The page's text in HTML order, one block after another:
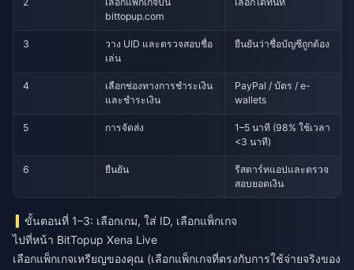
bittopup.com
3
วาง UID และตรวจสอบชื่อ
เล่น
ยืนยันว่าชื่อบัญชีถูกต้อง
4
เลือกช่องทางการชำระเงิน
และชำระเงิน
PayPal / บัตร / e-
wallets
5 การจัดส่ง
1–5 นาที (98% ใช้เวลา
<3 นาที)
6 ยืนยัน
รีสตาร์ทแอปและตรวจ
สอบยอดเงิน
ขั้นตอนที่ 1–3: เลือกเกม, ใส่ ID, เลือกแพ็กเกจ
ไปที่หน้า BitTopup Xena Live
เลือกแพ็กเกจเหรียญของคุณ (เลือกแพ็กเกจที่ตรงกับการใช้จ่ายจริงของ